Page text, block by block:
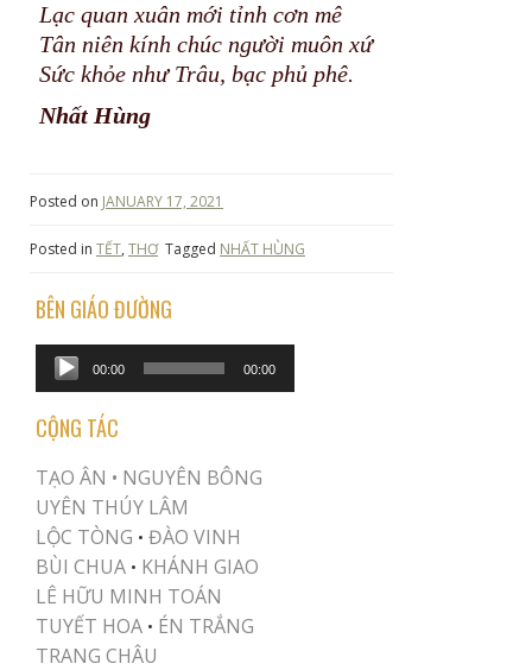
Lạc quan xuân mới tỉnh cơn mê
Tân niên kính chúc người muôn xứ
Sức khỏe như Trâu, bạc phủ phê.
Nhất Hùng
Posted on JANUARY 17, 2021
Posted in TẾT, THƠ Tagged NHẤT HÙNG
BÊN GIÁO ĐƯỜNG
Audio
Player
00:00 00:00
CỘNG TÁC
TẠO ÂN • NGUYÊN BÔNG
UYÊN THÚY LÂM
LỘC TÒNG • ĐÀO VINH
BÙI CHUA • KHÁNH GIAO
LÊ HỮU MINH TOÁN
TUYẾT HOA • ÉN TRẮNG
TRANG CHÂU